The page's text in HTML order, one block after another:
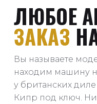
ЛЮБОЕ
ЗАКАЗ
Вы называете
находим машину
у британских
Кипр под ключ.